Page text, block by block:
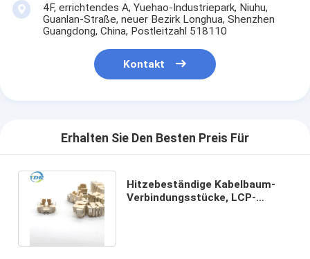
4F, errichtendes A, Yuehao-Industriepark, Niuhu,
Guanlan-Straße, neuer Bezirk Longhua, Shenzhen
Guangdong, China, Postleitzahl 518110
Kontakt
Erhalten Sie Den Besten Preis Für
Hitzebeständige Kabelbaum-
Verbindungsstücke, LCP-